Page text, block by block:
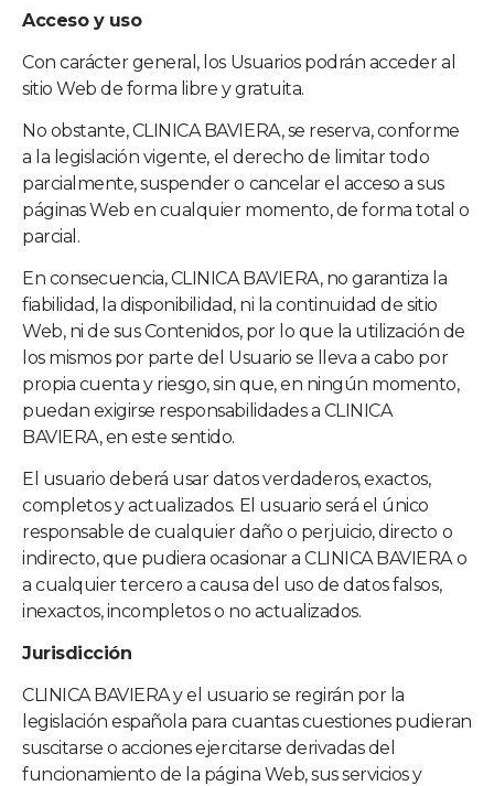
Acceso y uso
Con carácter general, los Usuarios podrán acceder al
sitio Web de forma libre y gratuita.
No obstante,CLINICA BAVIERA, se reserva, conforme
a la legislación vigente, el derecho de limitar todo
parcialmente, suspender o cancelar el acceso a sus
páginas Web en cualquier momento, de forma total o
parcial.
En consecuencia,CLINICA BAVIERA, no garantiza la
fiabilidad, la disponibilidad, ni la continuidad de sitio
Web, ni de sus Contenidos, por lo que la utilización de
los mismos por parte del Usuario se lleva a cabo por
propia cuenta y riesgo, sin que, en ningún momento,
puedan exigirse responsabilidades a CLINICA
BAVIERA, en este sentido.
El usuario deberá usar datos verdaderos, exactos,
completos y actualizados. El usuario será el único
responsable de cualquier daño o perjuicio, directo o
indirecto, que pudiera ocasionar aCLINICA BAVIERAo
a cualquier tercero a causa del uso de datos falsos,
inexactos, incompletos o no actualizados.
Jurisdicción
CLINICA BAVIERAy el usuario se regirán por la
legislación española para cuantas cuestiones pudieran
suscitarse o acciones ejercitarse derivadas del
funcionamiento de la página Web, sus servicios y